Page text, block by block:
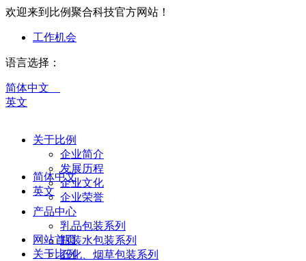
欢迎来到比例聚合科技官方网站！
工作机会
语言选择：
简体中文
英文
关于比例
企业简介
发展历程
企业文化
企业荣誉
产品中心
乳品包装系列
瓶装水包装系列
石化、烟草包装系列
简体中文
英文
网站首页
关于比例